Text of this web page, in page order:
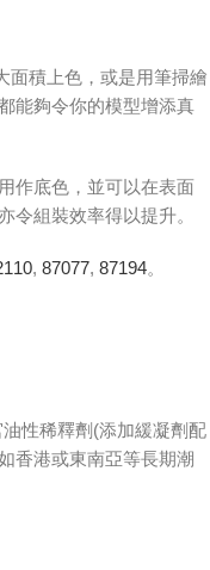
面積上色，或是用筆掃繪
能夠令你的模型增添真
作底色，並可以在表面
令組裝效率得以提升。
, 87077, 87194。
性稀釋劑(添加緩凝劑配
香港或東南亞等長期潮